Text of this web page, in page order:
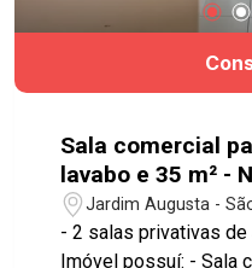
Sala comercial
lavabo e 35 m² - No bairro Jardim
Augusta - SJC
Jardim Augusta -
- 2 salas privativas
Imóvel possuí: - Sala